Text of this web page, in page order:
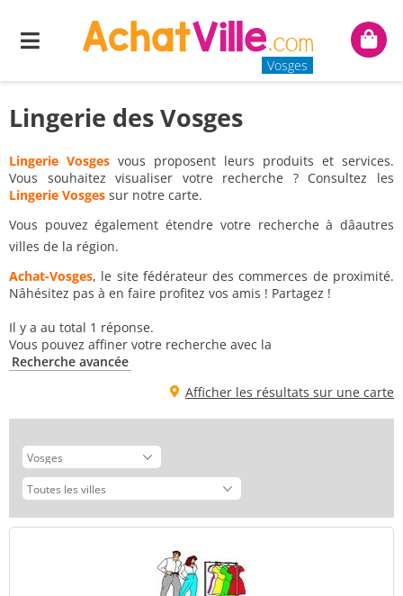
Menu
Vosges
Mon
Lingerie des Vosges
Lingerie Vosges vous proposent leurs produits et services.
Vous souhaitez visualiser votre recherche ? Consultez les
Lingerie Vosges sur notre carte.
Vous pouvez également étendre votre recherche à dâautres
villes de la région.
Achat-Vosges, le site fédérateur des commerces de proximité.
Nâhésitez pas à en faire profitez vos amis ! Partagez !
Il y a au total 1 réponse.
Vous pouvez affiner votre recherche avec la
Recherche avancée
Afficher les résultats sur une carte